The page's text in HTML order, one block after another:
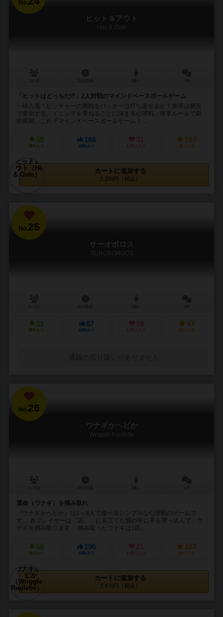
No.
ヒット＆アウト
Hits & Outs
「ヒットはどっちだ⁉︎」2人対戦のマインドベースボールゲーム
一球入魂！ピッチャーの挑戦をバッターは打ち返せるか？推理は状況
で変化する。イニングを重ねるごとに深まる心理戦。簡単ルールで劇
的展開。これぞマインドベースボールゲーム！ ...
58
興味あり
166
経験あり
31
お気に入り
187
持ってる
カートに追加する
2,200円（税込）
No.25
サーオボロス
SUROBORUOS
31
興味あり
87
経験あり
18
お気に入り
47
持ってる
No.26
ウナギかヘビか
Wriggle Roulette
運命（ウナギ）を掴み取れ
『ウナギかヘビか』は2～8人で遊べるシンプルな心理戦のゲームで
す。 各プレイヤーは「泥」…に見立てた袋の中に手を突っ込んで、ウ
ナギを掴み取ります。 掴み取ったウナギは1匹...
58
興味あり
196
経験あり
21
お気に入り
167
持ってる
カートに追加する
2,970円（税込）